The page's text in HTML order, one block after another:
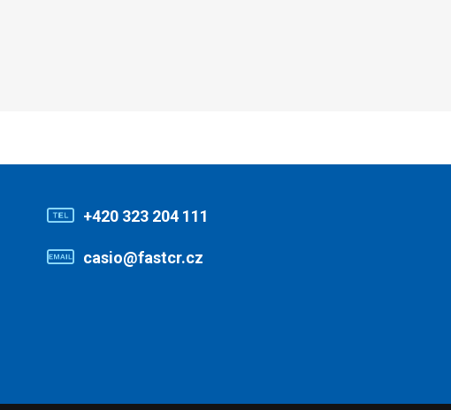
+420 323 204 111
casio@fastcr.cz